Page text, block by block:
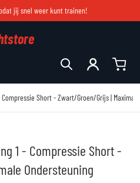
jij snel weer kunt trainen!
Short - Zwart/Groen/Grijs |
1 - Compressie Short -
Ondersteuning